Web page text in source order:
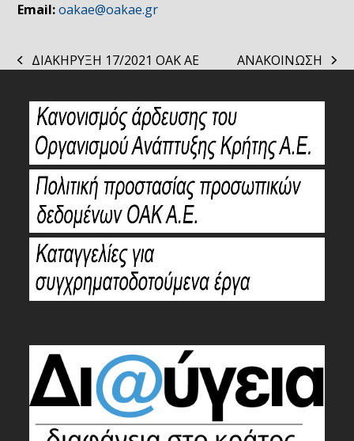
Email: oakae@oakae.gr
previous
ΔΙΑΚΗΡΥΞΗ 17/2021 ΟΑΚ ΑΕ
next
ΑΝΑΚΟΙΝΩΣΗ